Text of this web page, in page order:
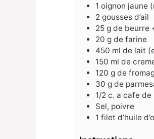
1 oignon jaune
2 gousses d’ail
25 g de beurre
20 g de farine
450 ml de lait
150 ml de
120 g de
30 g de
1/2 c. a cafe de
Sel, poivre
1 filet d’huile